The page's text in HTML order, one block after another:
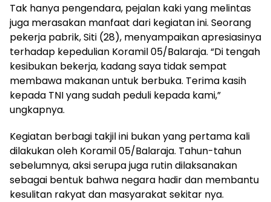
Tak hanya pengendara, pejalan kaki yang melintas
juga merasakan manfaat dari kegiatan ini. Seorang
pekerja pabrik, Siti (28), menyampaikan apresiasinya
terhadap kepedulian Koramil 05/Balaraja. “Di tengah
kesibukan bekerja, kadang saya tidak sempat
membawa makanan untuk berbuka. Terima kasih
kepada TNI yang sudah peduli kepada kami,”
ungkapnya.
Kegiatan berbagi takjil ini bukan yang pertama kali
dilakukan oleh Koramil 05/Balaraja. Tahun-tahun
sebelumnya, aksi serupa juga rutin dilaksanakan
sebagai bentuk bahwa negara hadir dan membantu
kesulitan rakyat dan masyarakat sekitar nya.